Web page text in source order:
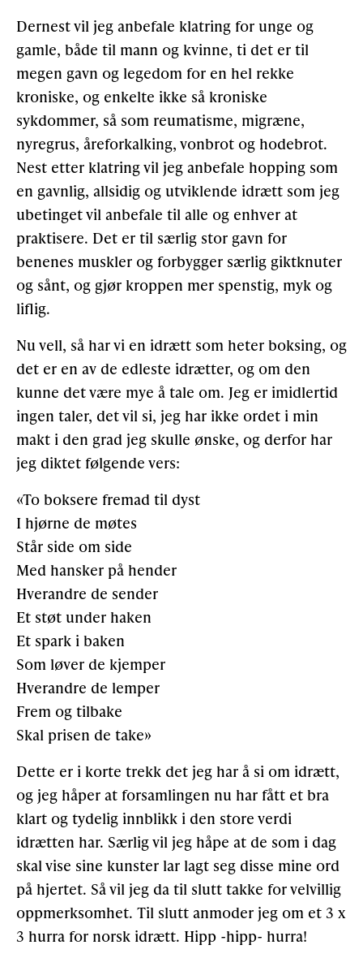
Dernest vil jeg anbefale klatring for unge og
gamle, både til mann og kvinne, ti det er til
megen gavn og legedom for en hel rekke
kroniske, og enkelte ikke så kroniske
sykdommer, så som reumatisme, migræne,
nyregrus, åreforkalking, vonbrot og hodebrot.
Nest etter klatring vil jeg anbefale hopping som
en gavnlig, allsidig og utviklende idrætt som jeg
ubetinget vil anbefale til alle og enhver at
praktisere. Det er til særlig stor gavn for
benenes muskler og forbygger særlig giktknuter
og sånt, og gjør kroppen mer spenstig, myk og
liflig.
Nu vell, så har vi en idrætt som heter boksing, og
det er en av de edleste idrætter, og om den
kunne det være mye å tale om. Jeg er imidlertid
ingen taler, det vil si, jeg har ikke ordet i min
makt i den grad jeg skulle ønske, og derfor har
jeg diktet følgende vers:
«To boksere fremad til dyst
I hjørne de møtes
Står side om side
Med hansker på hender
Hverandre de sender
Et støt under haken
Et spark i baken
Som løver de kjemper
Hverandre de lemper
Frem og tilbake
Skal prisen de take»
Dette er i korte trekk det jeg har å si om idrætt,
og jeg håper at forsamlingen nu har fått et bra
klart og tydelig innblikk i den store verdi
idrætten har. Særlig vil jeg håpe at de som i dag
skal vise sine kunster lar lagt seg disse mine ord
på hjertet. Så vil jeg da til slutt takke for velvillig
oppmerksomhet. Til slutt anmoder jeg om et 3 x
3 hurra for norsk idrætt. Hipp -hipp- hurra!